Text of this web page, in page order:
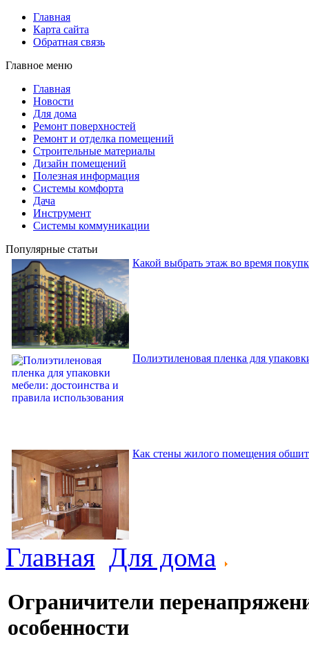
Главная
Карта сайта
Обратная связь
Главное меню
Главная
Новости
Для дома
Ремонт поверхностей
Ремонт и отделка помещений
Строительные материалы
Дизайн помещений
Полезная информация
Системы комфорта
Дача
Инструмент
Системы коммуникации
Популярные статьи
Какой выбрать этаж во время
Полиэтиленовая пленка для
Как стены жилого помещения
Главная Для дома
Ограничители
особенности